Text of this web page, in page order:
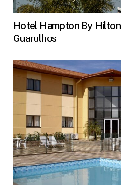
Hotel Hampton By Hilton
Guarulhos